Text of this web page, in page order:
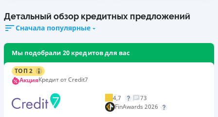
Детальный обзор кредитных предложений
Сначала популярные
Мы подобрали 20 кредитов для вас
ТОП 2
АкцияКредит от Credit7
4,7
73
FinAwards 2026